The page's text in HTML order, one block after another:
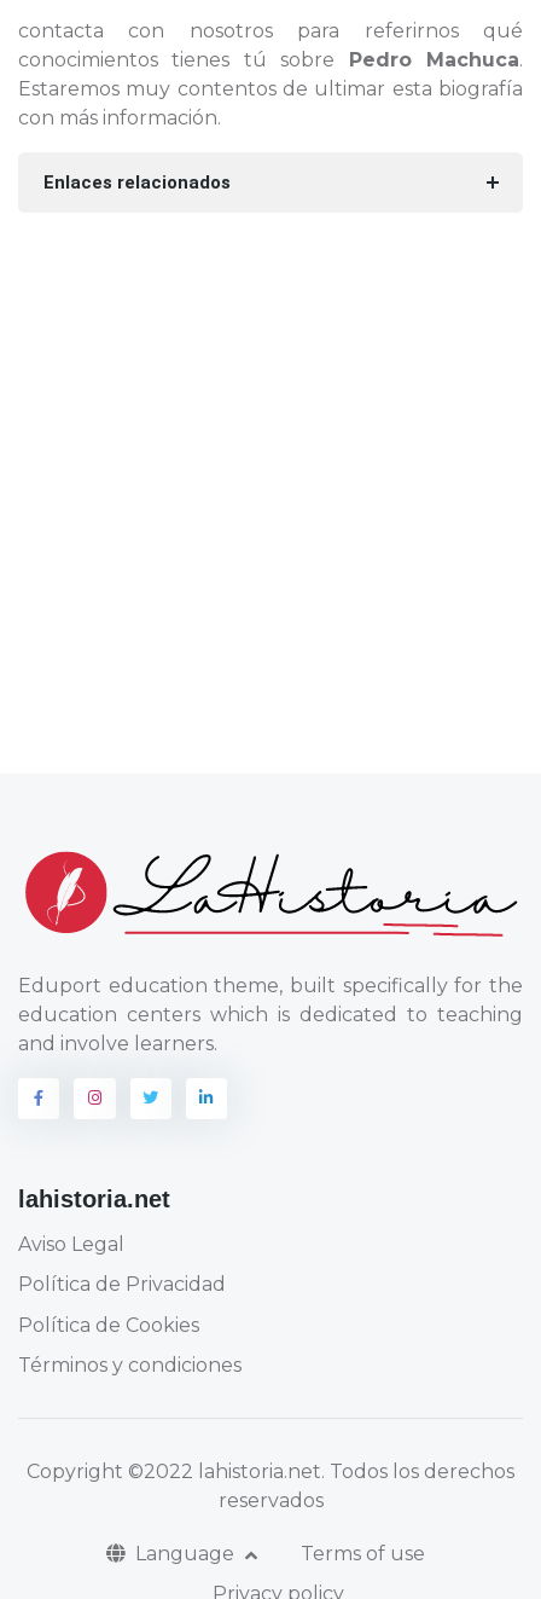
contacta con nosotros para referirnos qué
conocimientos tienes tú sobre Pedro Machuca.
Estaremos muy contentos de ultimar esta biografía
con más información.
Enlaces relacionados
Eduport education theme, built specifically for the
education centers which is dedicated to teaching
and involve learners.
lahistoria.net
Aviso Legal
Política de Privacidad
Política de Cookies
Términos y condiciones
Copyright ©2022 lahistoria.net. Todos los derechos
reservados
Language
Terms of use
Privacy policy